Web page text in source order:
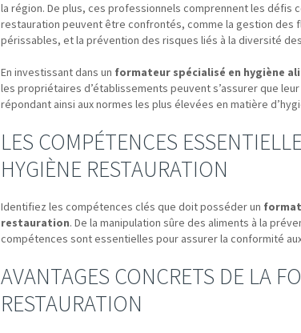
la région. De plus, ces professionnels comprennent les défis
restauration peuvent être confrontés, comme la gestion des
périssables, et la prévention des risques liés à la diversité
En investissant dans un formateur spécialisé en hygiène
les propriétaires d’établissements peuvent s’assurer que
répondant ainsi aux normes les plus élevées en matière
LES COMPÉTENCES
HYGIÈNE RESTAURATION
Identifiez les compétences clés que doit posséder un
restauration. De la manipulation sûre des aliments à la
compétences sont essentielles pour assurer la conformité
AVANTAGES CONCRETS DE LA
RESTAURATION